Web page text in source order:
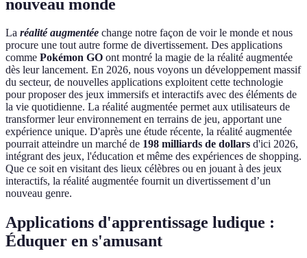
nouveau monde
La réalité augmentée change notre façon de voir le monde et nous
procure une tout autre forme de divertissement. Des applications
comme Pokémon GO ont montré la magie de la réalité augmentée
dès leur lancement. En 2026, nous voyons un développement massif
du secteur, de nouvelles applications exploitent cette technologie
pour proposer des jeux immersifs et interactifs avec des éléments de
la vie quotidienne. La réalité augmentée permet aux utilisateurs de
transformer leur environnement en terrains de jeu, apportant une
expérience unique. D'après une étude récente, la réalité augmentée
pourrait atteindre un marché de 198 milliards de dollars d'ici 2026,
intégrant des jeux, l'éducation et même des expériences de shopping.
Que ce soit en visitant des lieux célèbres ou en jouant à des jeux
interactifs, la réalité augmentée fournit un divertissement d’un
nouveau genre.
Applications d'apprentissage ludique :
Éduquer en s'amusant